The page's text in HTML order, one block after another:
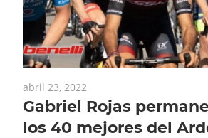
abril 23, 2022
Gabriel Rojas
los 40 mejores del